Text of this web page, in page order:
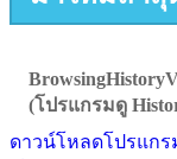
(โปรแกรมดู
ดาวน์โหลดโปรแกร